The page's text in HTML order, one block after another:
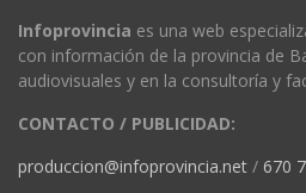
Infoprovincia es una web
con información de la provincia de
audiovisuales y en la consultoría y
CONTACTO / PUBLICIDAD:
produccion@infoprovincia.net / 670